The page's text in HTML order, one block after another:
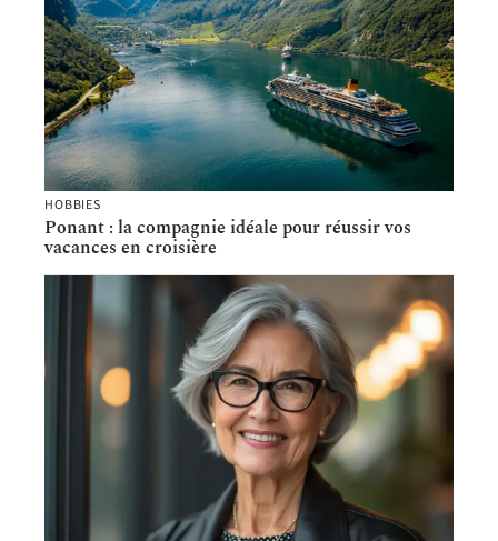
HOBBIES
Ponant : la compagnie idéale pour réussir vos
vacances en croisière